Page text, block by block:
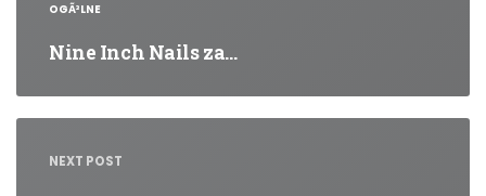
OGÃ³LNE
Nine Inch Nails za…
NEXT POST